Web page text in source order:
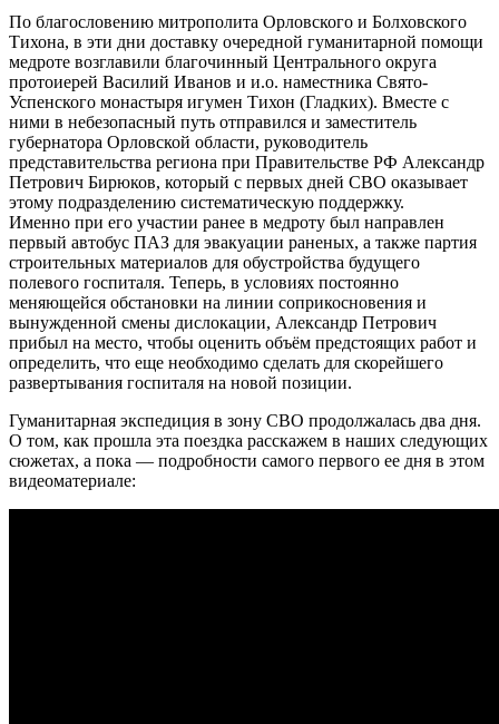
По благословению митрополита Орловского и Болховского
Тихона, в эти дни доставку очередной гуманитарной помощи
медроте возглавили благочинный Центрального округа
протоиерей Василий Иванов и и.о. наместника Свято-
Успенского монастыря игумен Тихон (Гладких). Вместе с
ними в небезопасный путь отправился и заместитель
губернатора Орловской области, руководитель
представительства региона при Правительстве РФ Александр
Петрович Бирюков, который с первых дней СВО оказывает
этому подразделению систематическую поддержку.
Именно при его участии ранее в медроту был направлен
первый автобус ПАЗ для эвакуации раненых, а также партия
строительных материалов для обустройства будущего
полевого госпиталя. Теперь, в условиях постоянно
меняющейся обстановки на линии соприкосновения и
вынужденной смены дислокации, Александр Петрович
прибыл на место, чтобы оценить объём предстоящих работ и
определить, что еще необходимо сделать для скорейшего
развертывания госпиталя на новой позиции.
Гуманитарная экспедиция в зону СВО продолжалась два дня.
О том, как прошла эта поездка расскажем в наших следующих
сюжетах, а пока — подробности самого первого ее дня в этом
видеоматериале: